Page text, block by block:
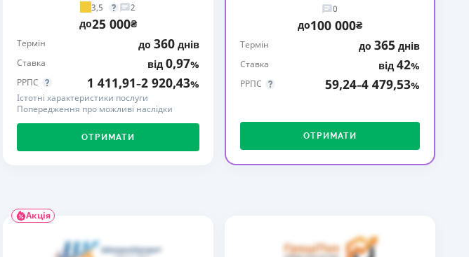
РЕЙТИНГ ДЕБЕТОВИХ
ЩОМІСЯЧНИЙ ОГЛЯД
КЕШБЕКУ
ПУТІВНИКИ ПО
ПУТІВНИКИ ПО
ВСІ СТРАХОВІ ПОЛІСИ
СТРАХОВІ КОМПАНІЇ
КОМПАНІЇ
3,5 2
до25 000₴
Термін до 360 днів
Ставка від 0,97%
РРПС 1 411,91–2 920,43%
Істотні характеристики послуги
Попередження про можливі наслідки
ОТРИМАТИ
0
до100 000₴
Термін до 365 днів
Ставка від 42%
РРПС 59,24–4 479,53%
ОТРИМАТИ
Акція